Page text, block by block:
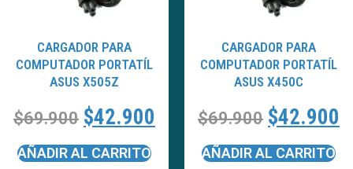
CARGADOR PARA
COMPUTADOR PORTATÍL
ASUS X505Z
$69.900 $42.900
AÑADIR AL CARRITO
CARGADOR PARA
COMPUTADOR PORTATÍL
ASUS X450C
$69.900 $42.900
AÑADIR AL CARRITO